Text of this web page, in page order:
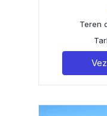
Teren